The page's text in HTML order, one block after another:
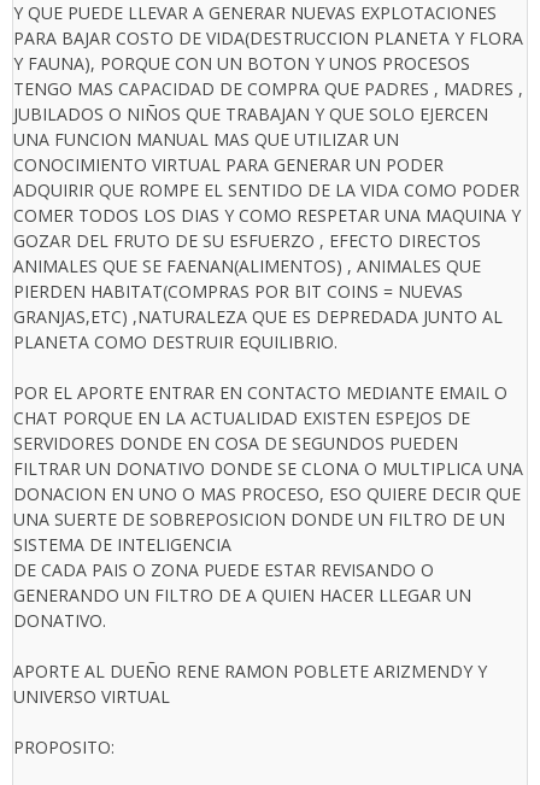
Y QUE PUEDE LLEVAR A GENERAR NUEVAS EXPLOTACIONES
PARA BAJAR COSTO DE VIDA(DESTRUCCION PLANETA Y FLORA
Y FAUNA), PORQUE CON UN BOTON Y UNOS PROCESOS
TENGO MAS CAPACIDAD DE COMPRA QUE PADRES , MADRES ,
JUBILADOS O NIÑOS QUE TRABAJAN Y QUE SOLO EJERCEN
UNA FUNCION MANUAL MAS QUE UTILIZAR UN
CONOCIMIENTO VIRTUAL PARA GENERAR UN PODER
ADQUIRIR QUE ROMPE EL SENTIDO DE LA VIDA COMO PODER
COMER TODOS LOS DIAS Y COMO RESPETAR UNA MAQUINA Y
GOZAR DEL FRUTO DE SU ESFUERZO , EFECTO DIRECTOS
ANIMALES QUE SE FAENAN(ALIMENTOS) , ANIMALES QUE
PIERDEN HABITAT(COMPRAS POR BIT COINS = NUEVAS
GRANJAS,ETC) ,NATURALEZA QUE ES DEPREDADA JUNTO AL
PLANETA COMO DESTRUIR EQUILIBRIO.
POR EL APORTE ENTRAR EN CONTACTO MEDIANTE EMAIL O
CHAT PORQUE EN LA ACTUALIDAD EXISTEN ESPEJOS DE
SERVIDORES DONDE EN COSA DE SEGUNDOS PUEDEN
FILTRAR UN DONATIVO DONDE SE CLONA O MULTIPLICA UNA
DONACION EN UNO O MAS PROCESO, ESO QUIERE DECIR QUE
UNA SUERTE DE SOBREPOSICION DONDE UN FILTRO DE UN
SISTEMA DE INTELIGENCIA
DE CADA PAIS O ZONA PUEDE ESTAR REVISANDO O
GENERANDO UN FILTRO DE A QUIEN HACER LLEGAR UN
DONATIVO.
APORTE AL DUEÑO RENE RAMON POBLETE ARIZMENDY Y
UNIVERSO VIRTUAL
PROPOSITO: